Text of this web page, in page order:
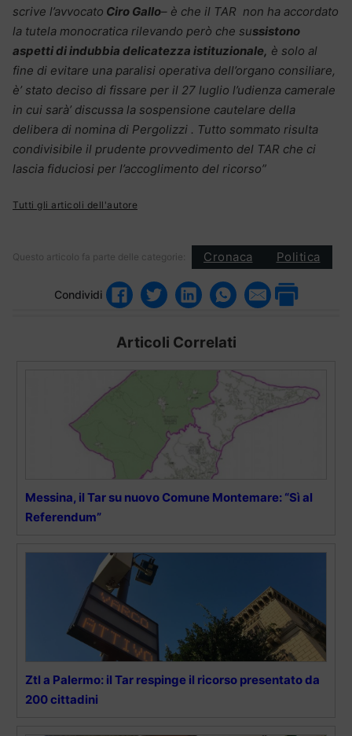
scrive l’avvocato Ciro Gallo– è che il TAR non ha accordato
la tutela monocratica rilevando però che sussistono
aspetti di indubbia delicatezza istituzionale, è solo al
fine di evitare una paralisi operativa dell’organo consiliare,
è’ stato deciso di fissare per il 27 luglio l’udienza camerale
in cui sarà’ discussa la sospensione cautelare della
delibera di nomina di Pergolizzi . Tutto sommato risulta
condivisibile il prudente provvedimento del TAR che ci
lascia fiduciosi per l’accoglimento del ricorso”
Tutti gli articoli dell'autore
Questo articolo fa parte delle categorie: Cronaca Politica
Condividi
Articoli Correlati
Messina, il Tar su nuovo Comune Montemare: “Sì al
Referendum”
Ztl a Palermo: il Tar respinge il ricorso presentato da
200 cittadini